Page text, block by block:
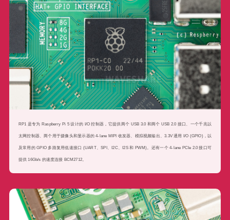
RP1 是专为 Raspberry Pi 5 设计的 I/O 控制器，它提供两个 USB 3.0 和两个 USB 2.0 接口、一个千兆以
太网控制器、两个用于摄像头和显示器的 4-lane MIPI 收发器、模拟视频输出、3.3V 通用 I/O (GPIO)，以
及常用的 GPIO 多路复用低速接口 (UART、SPI、I2C、I2S 和 PWM)。还有一个 4-lane PCIe 2.0 接口可
提供 16Gb/s 的速度连接 BCM2712。